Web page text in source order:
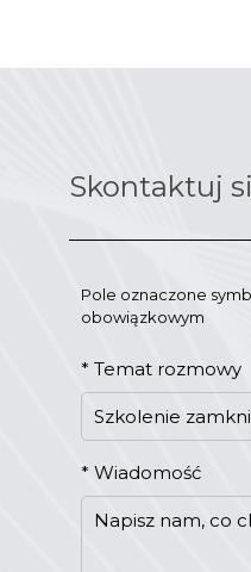
Skontaktuj
Pole oznaczone
obowiązkowym
* Temat rozmowy
* Wiadomość